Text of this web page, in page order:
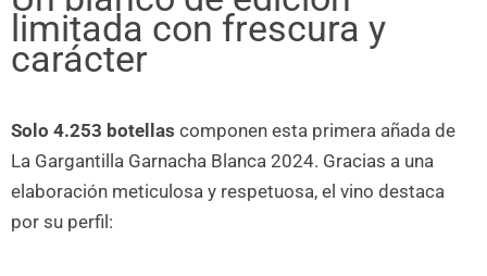
limitada con frescura y
carácter
Solo 4.253 botellas componen esta primera añada de
La Gargantilla Garnacha Blanca 2024. Gracias a una
elaboración meticulosa y respetuosa, el vino destaca
por su perfil: